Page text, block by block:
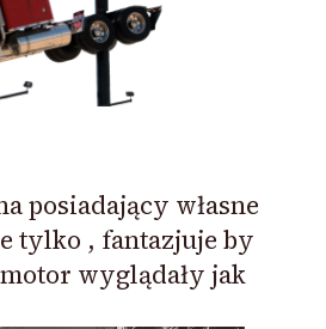
posiadający własne
tylko , fantazjuje by
wyglądały jak